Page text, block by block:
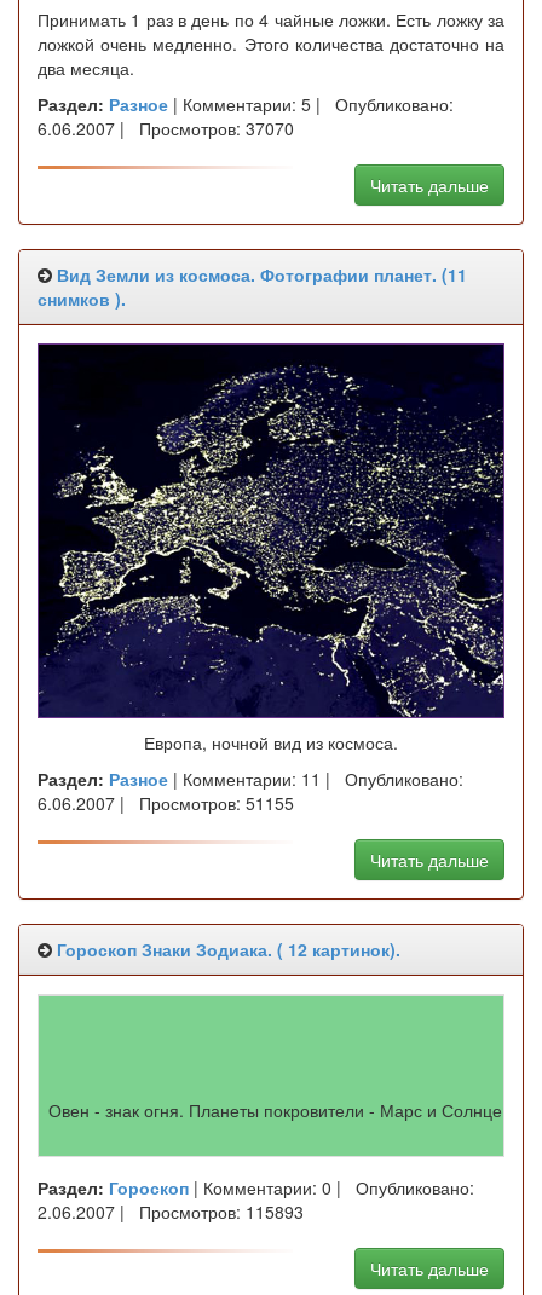
Принимать 1 раз в день по 4 чайные ложки. Есть ложку за
ложкой очень медленно. Этого количества достаточно на
два месяца.
Раздел: Разное | Комментарии: 5 | Опубликовано:
6.06.2007 | Просмотров: 37070
Читать дальше
Вид Земли из космоса. Фотографии планет. (11
снимков ).
Европа, ночной вид из космоса.
Раздел: Разное | Комментарии: 11 | Опубликовано:
6.06.2007 | Просмотров: 51155
Читать дальше
Гороскоп Знаки Зодиака. ( 12 картинок).
Овен - знак огня. Планеты покровители - Марс и Солнце.
Раздел: Гороскоп | Комментарии: 0 | Опубликовано:
2.06.2007 | Просмотров: 115893
Читать дальше